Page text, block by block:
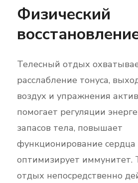
Физический
Телесный отдых
расслабление тонуса,
воздух и упражнения
помогает регуляции
запасов тела, повышает
функционирование сердца
оптимизирует иммунитет.
отдых непосредственно